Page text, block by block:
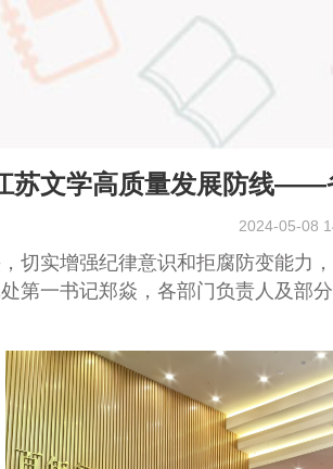
苏文学高质量发展防线——
2024-05-08
切实增强纪律意识和拒腐防变能力，
第一书记郑焱，各部门负责人及部分